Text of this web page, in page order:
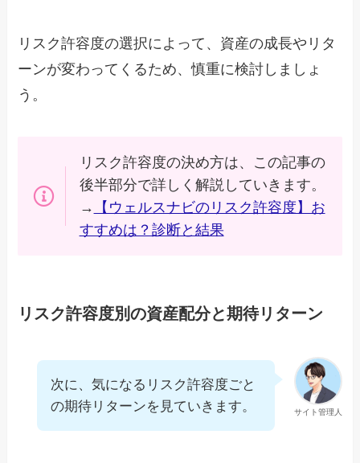
リスク許容度の選択によって、資産の成長やリタ
ーンが変わってくるため、慎重に検討しましょ
う。
リスク許容度の決め方は、この記事の
後半部分で詳しく解説していきます。
→
【ウェルスナビのリスク許容度】お
すすめは？診断と結果
リスク許容度別の資産配分と期待リターン
サイト管理人
次に、気になるリスク許容度ごと
の期待リターンを見ていきます。